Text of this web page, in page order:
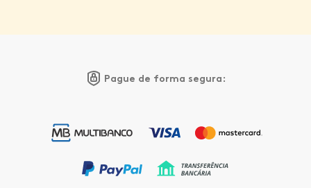
Pague de forma segura: